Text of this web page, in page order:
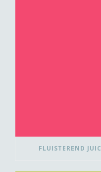
FLUISTEREND